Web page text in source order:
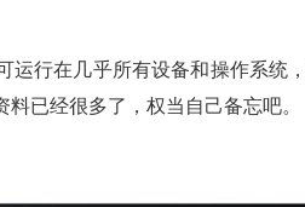
运行在几乎所有设备和操作系统
已经很多了，权当自己备忘吧。